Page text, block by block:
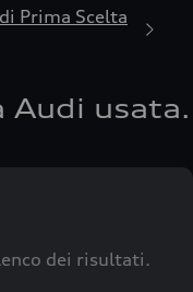
Prima Scelta
Audi usata.
dei risultati.